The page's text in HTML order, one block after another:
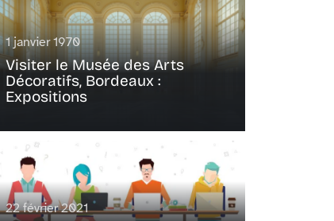
1 janvier 1970
Visiter le Musée des Arts
Décoratifs, Bordeaux :
Expositions
22 février 2021